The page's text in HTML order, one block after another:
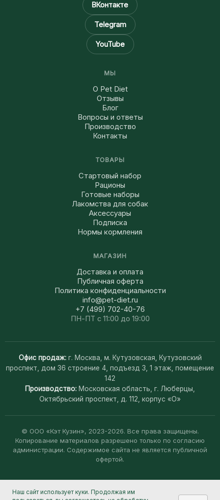
ВКонтакте
Telegram
YouTube
МЫ
О Pet Diet
Отзывы
Блог
Вопросы и ответы
Производство
Контакты
ТОВАРЫ
Стартовый набор
Рационы
Готовые наборы
Лакомства для собак
Аксессуары
Подписка
Нормы кормления
МАГАЗИН
Доставка и оплата
Публичная оферта
Политика конфиденциальности
info@pet-diet.ru
+7 (499) 702-40-76
ПН-ПТ с 11:00 до 19:00
Офис продаж: г. Москва, м. Кутузовская, Кутузовский
проспект, дом 36 строение 4, подъезд 3, 1 этаж, помещение
142
Производство: Московская область, г. Люберцы,
Октябрьский проспект, д. 112, корпус «О»
© ООО «Кэт Кузин», 2023-2026. Все права защищены.
Копирование материалов разрешено только по согласию
администрации. Содержимое сайта не является публичной
офертой.
Наш сайт использует куки. Продолжая им